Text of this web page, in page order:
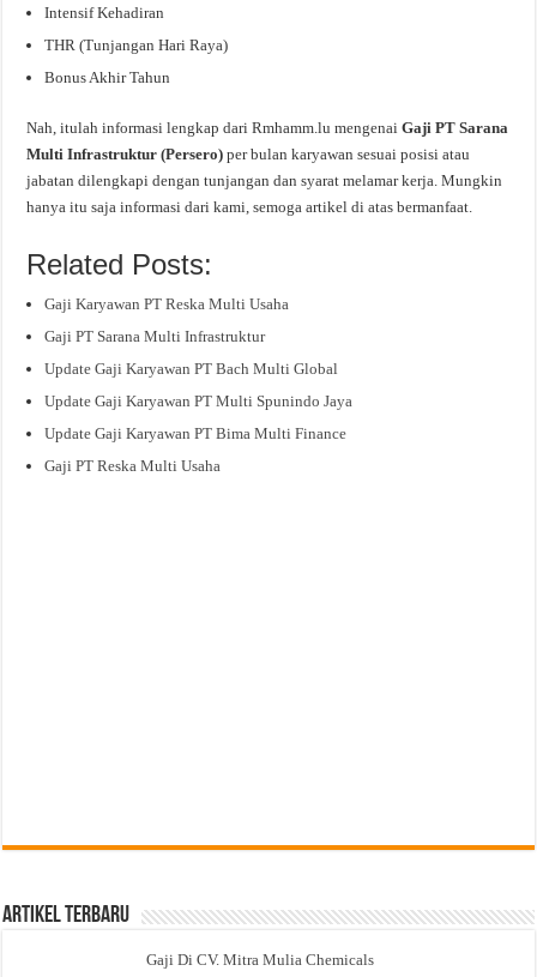
Intensif Kehadiran
THR (Tunjangan Hari Raya)
Bonus Akhir Tahun
Nah, itulah informasi lengkap dari Rmhamm.lu mengenaiGaji PT Sarana
Multi Infrastruktur (Persero)per bulan karyawan sesuai posisi atau
jabatan dilengkapi dengan tunjangan dan syarat melamar kerja. Mungkin
hanya itu saja informasi dari kami, semoga artikel di atas bermanfaat.
Related Posts:
Gaji Karyawan PT Reska Multi Usaha
Gaji PT Sarana Multi Infrastruktur
Update Gaji Karyawan PT Bach Multi Global
Update Gaji Karyawan PT Multi Spunindo Jaya
Update Gaji Karyawan PT Bima Multi Finance
Gaji PT Reska Multi Usaha
Artikel Terbaru
Gaji Di CV. Mitra Mulia Chemicals